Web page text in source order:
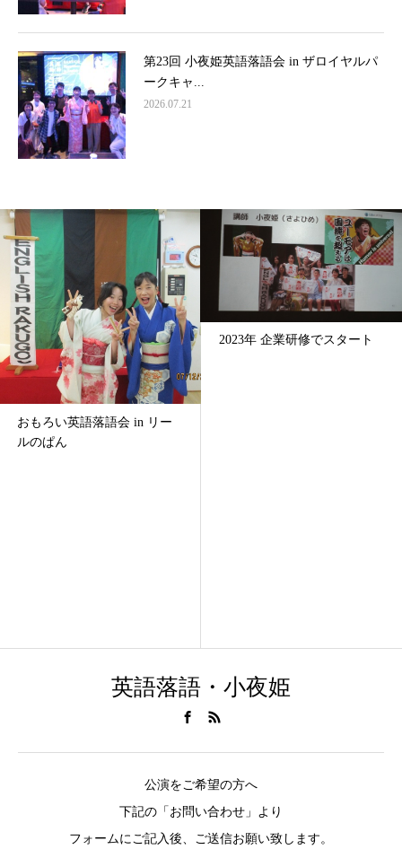
第23回 小夜姫英語落語会 in ザロイヤルパ
ークキャ...
2026.07.21
おもろい英語落語会 in リー
ルのぱん
2023年 企業研修でスタート
英語落語・小夜姫
公演をご希望の方へ
下記の「お問い合わせ」より
フォームにご記入後、ご送信お願い致します。